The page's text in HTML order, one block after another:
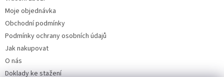
Moje objednávka
Obchodní podmínky
Podmínky ochrany osobních údajů
Jak nakupovat
O nás
Doklady ke stažení